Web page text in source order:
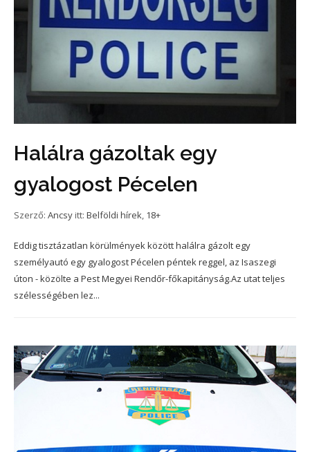
Halálra gázoltak egy
gyalogost Pécelen
Szerző: Ancsy itt: Belföldi hírek 18+
Eddig tisztázatlan körülmények között halálra gázolt egy
személyautó egy gyalogost Pécelen péntek reggel, az Isaszegi
úton - közölte a Pest Megyei Rendőr-főkapitányság.Az utat teljes
szélességében lez...